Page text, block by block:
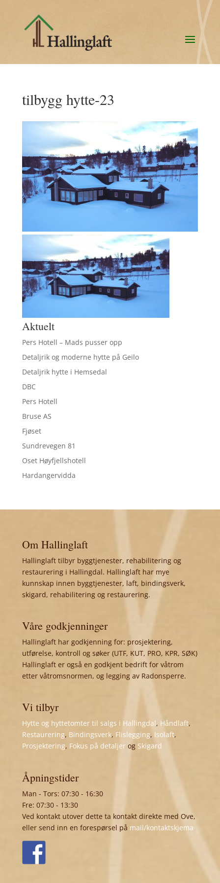
tilbygg hytte-23
Aktuelt
Pers Hotell – Mads pusser opp
Detaljrik og moderne hytte på Geilo
Detaljrik hytte i Hemsedal
DBC
Pers Hotell
Bruse AS
Fjøset
Sundrevegen 81
Oset Høyfjellshotell
Hardangervidda
Om Hallinglaft
Hallinglaft tilbyr byggtjenester, rehabilitering og
restaurering i Hallingdal. Hallinglaft har mye
kunnskap innen byggtjenester, laft, bindingsverk,
skigard, rehabilitering og restaurering.
Våre godkjenninger
Hallinglaft har godkjenning for: prosjektering,
utførelse, kontroll og søker (UTF, KUT, PRO, KPR, SØK)
Hallinglaft er også en godkjent bedrift for våtrom
etter våtromsnormen, og legging av Radonsperre.
Vi tilbyr
Hytte og hyttetomter til salgs i Hallingdal, Håndlaft,
Restaurering, Bindingsverk, Flislegging, Isolaft,
Prosjektering, Fokus på detaljerog Skigard
Åpningstider
Man - Tors: 07:30 - 16:30
Fre: 07:30 - 13:30
Ved kontakt utover dette ta kontakt direkte med Ove,
eller send inn en forespørsel på mail/kontaktskjema